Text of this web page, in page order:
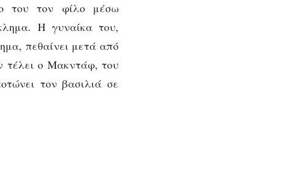
του τον φίλο μέσω
Η γυναίκα του,
πεθαίνει μετά από
τέλει ο Μακντάφ, του
τον βασιλιά σε